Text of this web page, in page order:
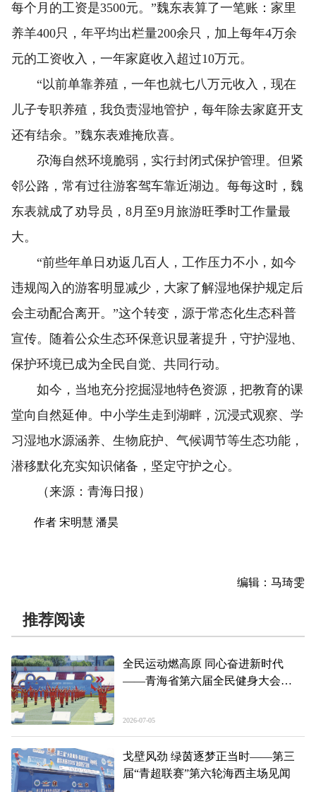
每个月的工资是3500元。”魏东表算了一笔账：家里
养羊400只，年平均出栏量200余只，加上每年4万余
元的工资收入，一年家庭收入超过10万元。
“以前单靠养殖，一年也就七八万元收入，现在
儿子专职养殖，我负责湿地管护，每年除去家庭开支
还有结余。”魏东表难掩欣喜。
尕海自然环境脆弱，实行封闭式保护管理。但紧
邻公路，常有过往游客驾车靠近湖边。每每这时，魏
东表就成了劝导员，8月至9月旅游旺季时工作量最
大。
“前些年单日劝返几百人，工作压力不小，如今
违规闯入的游客明显减少，大家了解湿地保护规定后
会主动配合离开。”这个转变，源于常态化生态科普
宣传。随着公众生态环保意识显著提升，守护湿地、
保护环境已成为全民自觉、共同行动。
如今，当地充分挖掘湿地特色资源，把教育的课
堂向自然延伸。中小学生走到湖畔，沉浸式观察、学
习湿地水源涵养、生物庇护、气候调节等生态功能，
潜移默化充实知识储备，坚定守护之心。
（来源：青海日报）
作者 宋明慧 潘昊
编辑：马琦雯
推荐阅读
全民运动燃高原 同心奋进新时代
——青海省第六届全民健身大会
2026-07-05
戈壁风劲 绿茵逐梦正当时——第三
届“青超联赛”第六轮海西主场见闻